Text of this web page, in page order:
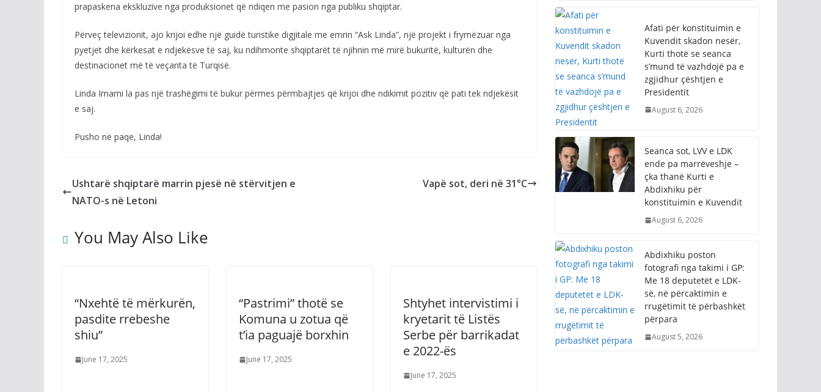
prapaskena ekskluzive nga produksionet që ndiqen me pasion nga publiku shqiptar.
Përveç televizionit, ajo krijoi edhe një guidë turistike digjitale me emrin “Ask Linda”, një projekt i frymëzuar nga
pyetjet dhe kërkesat e ndjekësve të saj, ku ndihmonte shqiptarët të njihnin më mirë bukuritë, kulturën dhe
destinacionet më të veçanta të Turqisë.
Linda Imami la pas një trashëgimi të bukur përmes përmbajtjes që krijoi dhe ndikimit pozitiv që pati tek ndjekësit
e saj.
Pusho në paqe, Linda!
Ushtarë shqiptarë marrin pjesë në stërvitjen e
NATO-s në Letoni
Vapë sot, deri në 31°C
You May Also Like
“Nxehtë të mërkurën,
pasdite rrebeshe
shiu”
June 17, 2025
“Pastrimi” thotë se
Komuna u zotua që
t’ia paguajë borxhin
June 17, 2025
Shtyhet intervistimi i
kryetarit të Listës
Serbe për barrikadat
e 2022-ës
June 17, 2025
Afati për konstituimin e
Kuvendit skadon nesër,
Kurti thotë se seanca
s’mund të vazhdojë pa e
zgjidhur çështjen e
Presidentit
August 6, 2026
Seanca sot, LVV e LDK
ende pa marrëveshje –
çka thanë Kurti e
Abdixhiku për
konstituimin e Kuvendit
August 6, 2026
Abdixhiku poston
fotografi nga takimi i GP:
Me 18 deputetët e LDK-
së, në përcaktimin e
rrugëtimit të përbashkët
përpara
August 5, 2026